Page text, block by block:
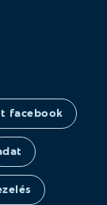
facebook